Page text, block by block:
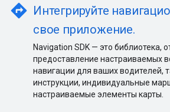
directions Интегрируйте
свое приложение.
Navigation SDK — это библиотека,
предоставление настраиваемых
навигации для ваших водителей,
инструкции, индивидуальные
настраиваемые элементы карты.